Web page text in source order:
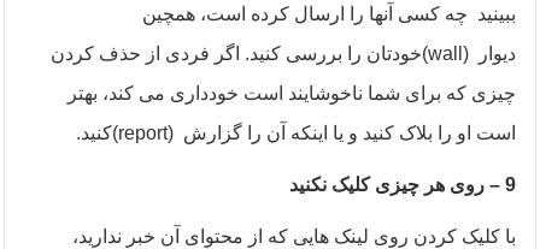
ببینید چه کسی آنها را ارسال کرده است، همچین
دیوار
(wall)خودتان را بررسی کنید. اگر فردی از حذف کردن
چیزی که برای شما ناخوشایند است خودداری می کند، بهتر
است او را بلاک کنید و یا اینکه آن را گزارش (report)کنید.
9 – روی هر چیزی کلیک نکنید
با کلیک کردن روی لینک هایی که از محتوای آن خبر ندارید،